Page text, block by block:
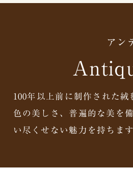
アン
100年以上前に制作された
色の美しさ、普遍的な美を
い尽くせない魅力を持ちます